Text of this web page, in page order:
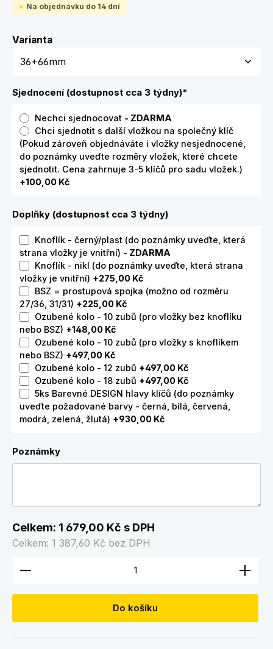
Na objednávku do 14 dní
VariantaZvolte variantu
Sjednocení (dostupnost cca 3 týdny)*
Nechci sjednocovat - ZDARMA
Chci sjednotit s další vložkou na společný klíč
(Pokud zároveň objednáváte i vložky nesjednocené,
do poznámky uveďte rozměry vložek, které chcete
sjednotit. Cena zahrnuje 3-5 klíčů pro sadu vložek.)
+100,00 Kč
Doplňky (dostupnost cca 3 týdny)
Knoflík - černý/plast (do poznámky uveďte, která
strana vložky je vnitřní) - ZDARMA
Knoflík - nikl (do poznámky uveďte, která strana
vložky je vnitřní) +275,00 Kč
BSZ = prostupová spojka (možno od rozměru
27/36, 31/31) +225,00 Kč
Ozubené kolo - 10 zubů (pro vložky bez knoflíku
nebo BSZ) +148,00 Kč
Ozubené kolo - 10 zubů (pro vložky s knoflíkem
nebo BSZ) +497,00 Kč
Ozubené kolo - 12 zubů +497,00 Kč
Ozubené kolo - 18 zubů +497,00 Kč
5ks Barevné DESIGN hlavy klíčů (do poznámky
uveďte požadované barvy - černá, bílá, červená,
modrá, zelená, žlutá) +930,00 Kč
Poznámky
Celkem: 1 679,00 Kč s DPH
Celkem: 1 387,60 Kč bez DPH
Množství produktu: Zadejte požadované
Do košíku